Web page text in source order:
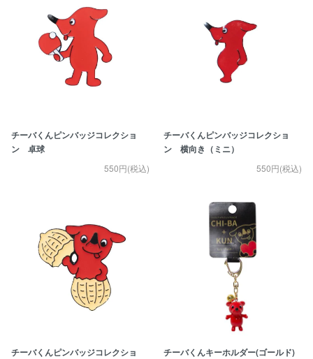
チーバくんピンバッジコレクショ
ン 卓球
550円(税込)
チーバくんピンバッジコレクショ
ン 横向き（ミニ）
550円(税込)
チーバくんピンバッジコレクショ
チーバくんキーホルダー(ゴールド)